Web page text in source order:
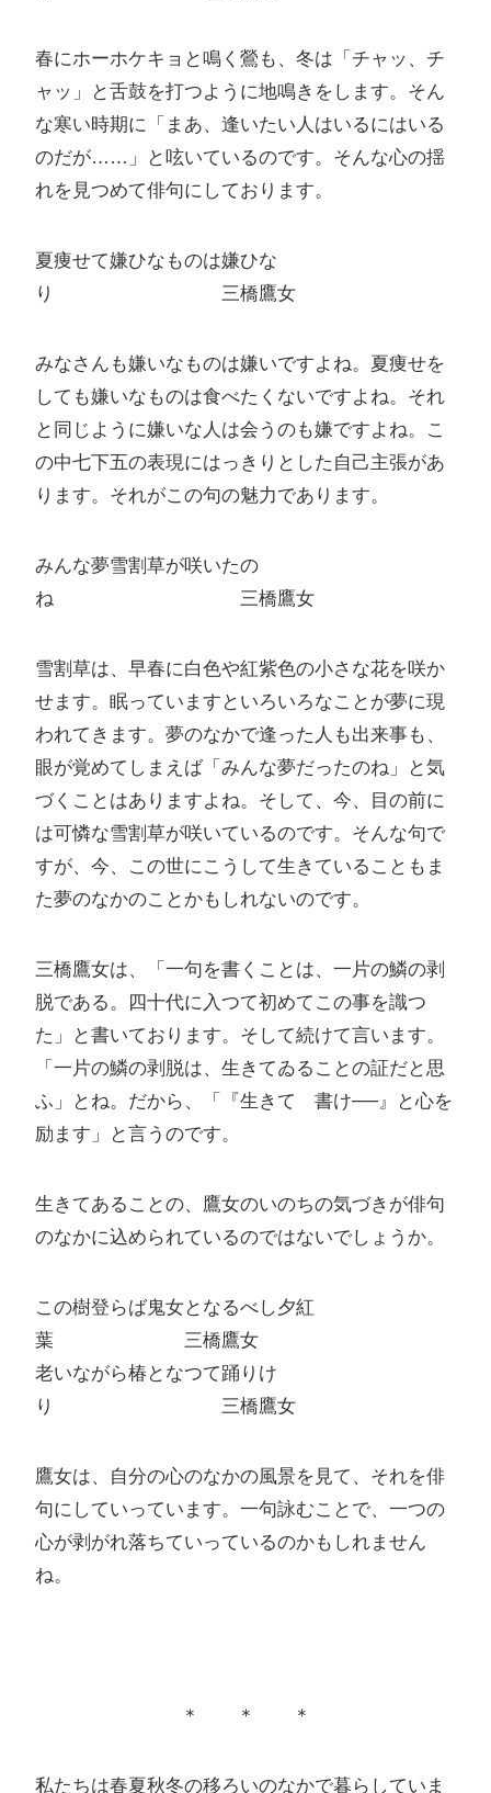
春にホーホケキョと鳴く鶯も、冬は「チャッ、チ
ャッ」と舌鼓を打つように地鳴きをします。そん
な寒い時期に「まあ、逢いたい人はいるにはいる
のだが……」と呟いているのです。そんな心の揺
れを見つめて俳句にしております。
夏痩せて嫌ひなものは嫌ひな
り 三橋鷹女
みなさんも嫌いなものは嫌いですよね。夏痩せを
しても嫌いなものは食べたくないですよね。それ
と同じように嫌いな人は会うのも嫌ですよね。こ
の中七下五の表現にはっきりとした自己主張があ
ります。それがこの句の魅力であります。
みんな夢雪割草が咲いたの
ね 三橋鷹女
雪割草は、早春に白色や紅紫色の小さな花を咲か
せます。眠っていますといろいろなことが夢に現
われてきます。夢のなかで逢った人も出来事も、
眼が覚めてしまえば「みんな夢だったのね」と気
づくことはありますよね。そして、今、目の前に
は可憐な雪割草が咲いているのです。そんな句で
すが、今、この世にこうして生きていることもま
た夢のなかのことかもしれないのです。
三橋鷹女は、「一句を書くことは、一片の鱗の剥
脱である。四十代に入つて初めてこの事を識つ
た」と書いております。そして続けて言います。
「一片の鱗の剥脱は、生きてゐることの証だと思
ふ」とね。だから、「『生きて 書け──』と心を
励ます」と言うのです。
生きてあることの、鷹女のいのちの気づきが俳句
のなかに込められているのではないでしょうか。
この樹登らば鬼女となるべし夕紅
葉 三橋鷹女
老いながら椿となつて踊りけ
り 三橋鷹女
鷹女は、自分の心のなかの風景を見て、それを俳
句にしていっています。一句詠むことで、一つの
心が剥がれ落ちていっているのかもしれません
ね。
＊ ＊ ＊
私たちは春夏秋冬の移ろいのなかで暮らしていま